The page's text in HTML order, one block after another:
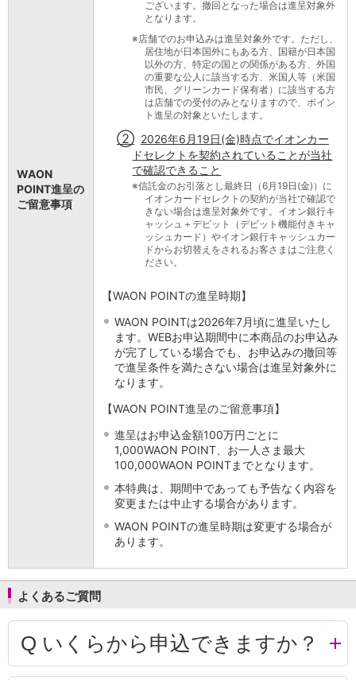
WAON
POINT進呈の
ご留意事項
ございます。撤回となった場合は進呈対象外
となります。
※店舗でのお申込みは進呈対象外です。ただし、
居住地が日本国外にもある方、国籍が日本国
以外の方、特定の国との関係がある方、外国
の重要な公人に該当する方、米国人等（米国
市民、グリーンカード保有者）に該当する方
は店舗での受付のみとなりますので、ポイン
ト進呈の対象といたします。
② 2026年6月19日(金)時点でイオンカー
ドセレクトを契約されていることが当社
で確認できること
※信託金のお引落とし最終日（6月19日(金)）に
イオンカードセレクトの契約が当社で確認で
きない場合は進呈対象外です。イオン銀行キ
ャッシュ＋デビット（デビット機能付きキャ
ッシュカード）やイオン銀行キャッシュカー
ドからお切替えをされるお客さまはご注意く
ださい。
【WAON POINTの進呈時期】
WAON POINTは2026年7月頃に進呈いたし
ます。WEBお申込期間中に本商品のお申込み
が完了している場合でも、お申込みの撤回等
で進呈条件を満たさない場合は進呈対象外に
なります。
【WAON POINT進呈のご留意事項】
進呈はお申込金額100万円ごとに
1,000WAON POINT、お一人さま最大
100,000WAON POINTまでとなります。
本特典は、期間中であっても予告なく内容を
変更または中止する場合があります。
WAON POINTの進呈時期は変更する場合が
あります。
よくあるご質問
Q いくらから申込できますか？